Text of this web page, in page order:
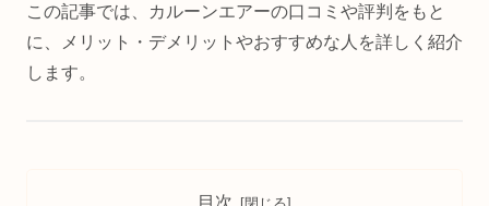
この記事では、カルーンエアーの口コミや評判をもと
に、メリット・デメリットやおすすめな人を詳しく紹介
します。